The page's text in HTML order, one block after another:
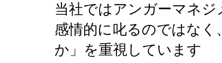
当社ではアンガーマネ
感情的に叱るのではな
か」を重視しています